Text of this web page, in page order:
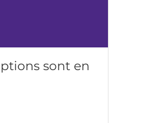
sont en